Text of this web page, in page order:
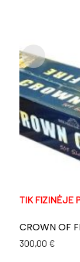
TIK FIZINĖJE
CROWN OF
300,00 €